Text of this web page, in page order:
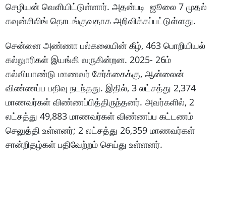
செழியன் வெளியிட்டுள்ளார். அதன்படி ஜூலை 7 முதல்
கவுன்சிலிங் தொடங்குவதாக அறிவிக்கப்பட்டுள்ளது.
சென்னை அண்ணா பல்கலையின் கீழ், 463 பொறியியல்
கல்லுாரிகள் இயங்கி வருகின்றன. 2025- 26ம்
கல்வியாண்டு மாணவர் சேர்க்கைக்கு, ஆன்லைன்
விண்ணப்ப பதிவு நடந்தது. இதில், 3 லட்சத்து 2,374
மாணவர்கள் விண்ணப்பித்திருந்தனர். அவர்களில், 2
லட்சத்து 49,883 மாணவர்கள் விண்ணப்ப கட்டணம்
செலுத்தி உள்ளனர்; 2 லட்சத்து 26,359 மாணவர்கள்
சான்றிதழ்கள் பதிவேற்றம் செய்து உள்ளனர்.